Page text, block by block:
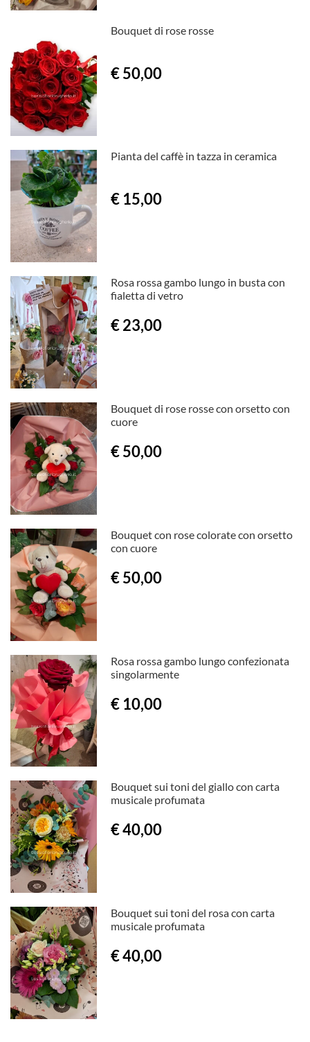
Bouquet di rose rosse
€ 50,00
Pianta del caffè in tazza in ceramica
€ 15,00
Rosa rossa gambo lungo in busta con
fialetta di vetro
€ 23,00
Bouquet di rose rosse con orsetto con
cuore
€ 50,00
Bouquet con rose colorate con orsetto
con cuore
€ 50,00
Rosa rossa gambo lungo confezionata
singolarmente
€ 10,00
Bouquet sui toni del giallo con carta
musicale profumata
€ 40,00
Bouquet sui toni del rosa con carta
musicale profumata
€ 40,00